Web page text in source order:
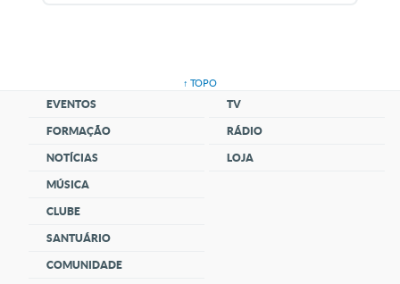
↑ TOPO
EVENTOS
FORMAÇÃO
NOTÍCIAS
MÚSICA
CLUBE
SANTUÁRIO
COMUNIDADE
TV
RÁDIO
LOJA